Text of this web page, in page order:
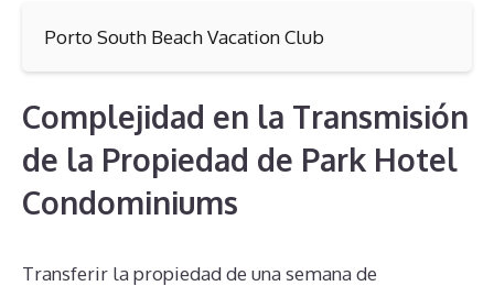
Porto South Beach Vacation Club
Complejidad en la Transmisión
de la Propiedad de Park Hotel
Condominiums
Transferir la propiedad de una semana de